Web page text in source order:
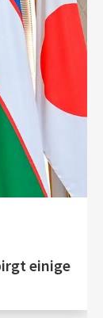
einige